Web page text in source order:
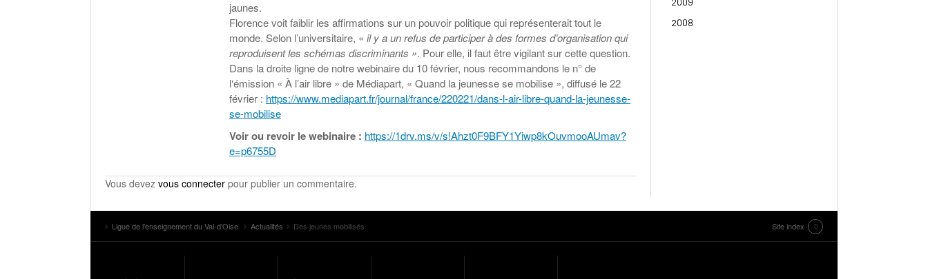
jaunes.
Florence voit faiblir les affirmations sur un pouvoir politique qui représenterait tout le
monde. Selon l’universitaire, « il y a un refus de participer à des formes d’organisation qui
reproduisent les schémas discriminants ». Pour elle, il faut être vigilant sur cette question.
Dans la droite ligne de notre webinaire du 10 février, nous recommandons le n° de
l‘émission « À l’air libre » de Médiapart, « Quand la jeunesse se mobilise », diffusé le 22
février : https://www.mediapart.fr/journal/france/220221/dans-l-air-libre-quand-la-jeunesse-
se-mobilise
Voir ou revoir le webinaire : https://1drv.ms/v/s!Ahzt0F9BFY1Yiwp8kOuvmooAUmav?
e=p6755D
Vous devez vous connecter pour publier un commentaire.
2008
Ligue de l'enseignement du Val-d'Oise Actualités Des jeunes mobilisés Site index